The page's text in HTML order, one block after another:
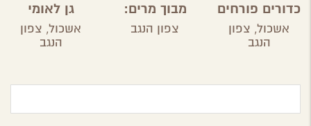
כדורים פורחים
ברוחמה
אשכול, צפון
הנגב
מבוך מרים:
בשביל
הבשמים
משה
צפון הנגב
גן לאומי
אשכול
אשכול, צפון
הנגב